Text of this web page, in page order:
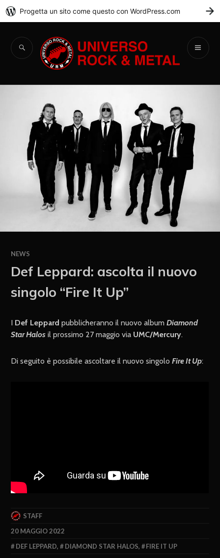
Universo Rock &
Metal
NEWS
Def Leppard: ascolta il nuovo
singolo “Fire It Up”
I Def Leppard pubblicheranno il nuovo albumDiamond
Star Halos il prossimo 27 maggio via UMC/Mercury.
Di seguito è possibile ascoltare il nuovo singoloFire It Up:
STAFF
20 MAGGIO 2022
DEF LEPPARD, DIAMOND STAR HALOS, FIRE IT UP
Progetta un sito come questo con WordPress.com